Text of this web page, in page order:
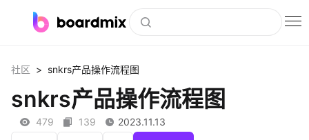
社区资源
下载
社区 > snkrs产品操作流程图
snkrs产品操作流程图
479 139 2023.11.13